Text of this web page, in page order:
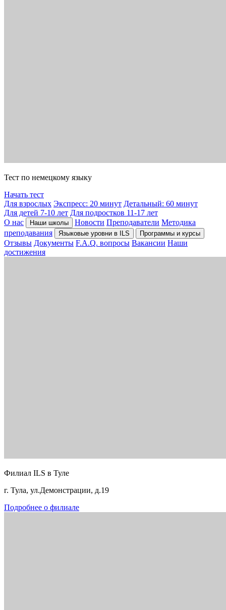
Тест по немецкому языку
Начать тест
Для взрослых Экспресс: 20 минут Детальный: 60 минут
Для детей 7-10 лет Для подростков 11-17 лет
О нас
Наши школы Новости Преподаватели Методика
преподавания
Языковые уровни в ILS Программы и курсы
Отзывы Документы F.A.Q. вопросы Вакансии Наши
достижения
Филиал ILS в Туле
г. Тула, ул.Демонстрации, д.19
Подробнее о филиале